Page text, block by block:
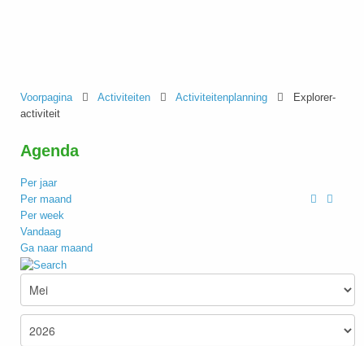
Voorpagina Activiteiten Activiteitenplanning
Explorer-
activiteit
Agenda
Per jaar
Per maand
Per week
Vandaag
Ga naar maand